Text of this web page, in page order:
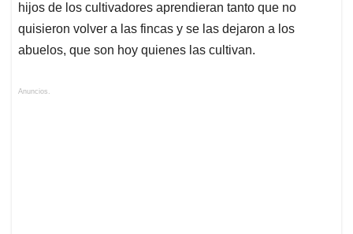
hijos de los cultivadores aprendieran tanto que no
quisieron volver a las fincas y se las dejaron a los
abuelos, que son hoy quienes las cultivan.
Anuncios.